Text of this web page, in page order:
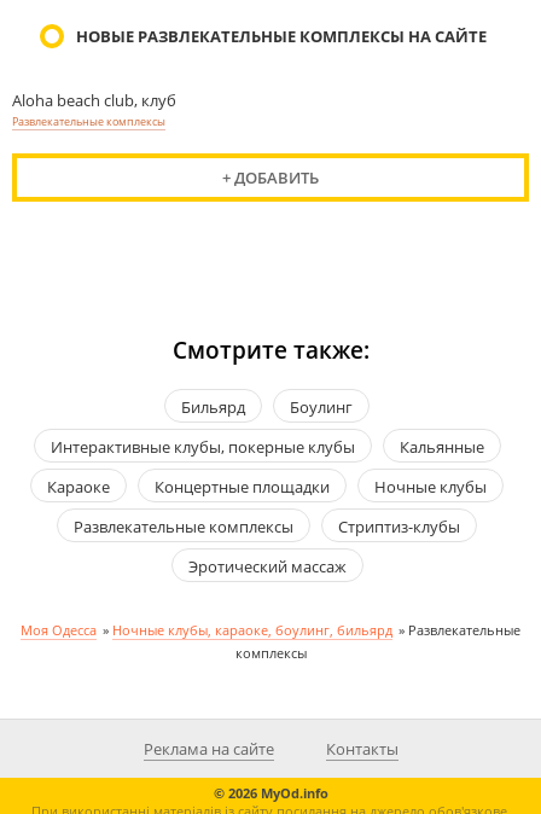
НОВЫЕ РАЗВЛЕКАТЕЛЬНЫЕ КОМПЛЕКСЫ НА САЙТЕ
Aloha beach club, клуб
Развлекательные комплексы
+ ДОБАВИТЬ
Смотрите также:
Бильярд
Боулинг
Интерактивные клубы, покерные клубы
Кальянные
Караоке
Концертные площадки
Ночные клубы
Развлекательные комплексы
Стриптиз-клубы
Эротический массаж
Моя Одесса » Ночные клубы, караоке, боулинг, бильярд » Развлекательные
комплексы
Реклама на сайте Контакты
© 2026 MyOd.info